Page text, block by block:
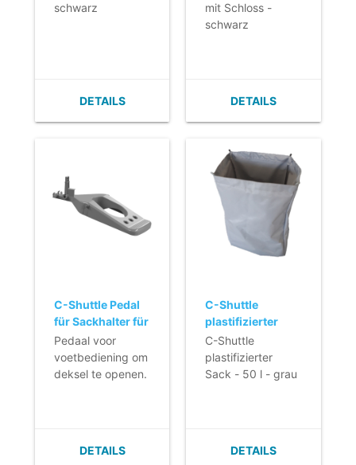
schwarz
DETAILS
mit Schloss -
schwarz
DETAILS
C-Shuttle Pedal
für Sackhalter für
250
Pedaal voor
voetbediening om
deksel te openen.
DETAILS
C-Shuttle
plastifizierter
Sack - 50 l - grau
C-Shuttle
plastifizierter
Sack - 50 l - grau
DETAILS